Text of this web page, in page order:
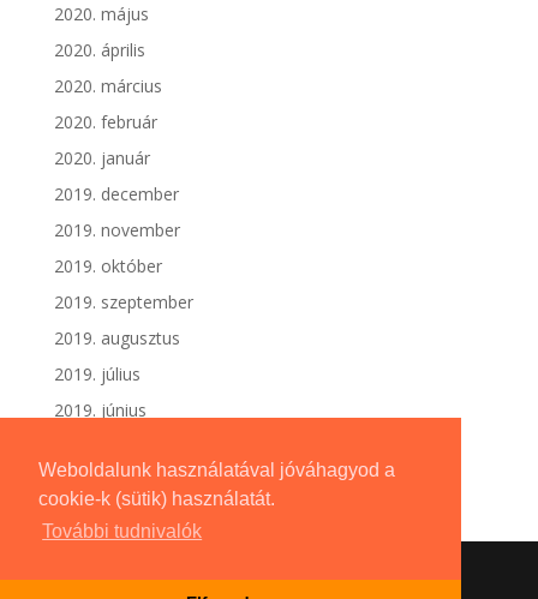
Weboldalunk használatával jóváhagyod a
cookie-k (sütik) használatát.
További tudnivalók
2020. május
2020. április
2020. március
2020. február
2020. január
2019. december
2019. november
2019. október
2019. szeptember
2019. augusztus
2019. július
2019. június